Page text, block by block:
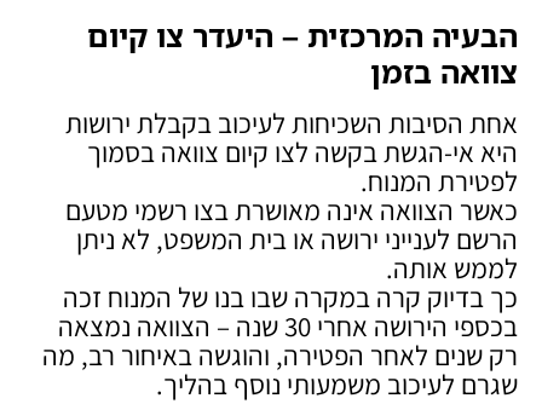
הבעיה המרכזית – היעדר צו קיום
צוואה בזמן
אחת הסיבות השכיחות לעיכוב בקבלת ירושות
היא אי-הגשת בקשה לצו קיום צוואה בסמוך
לפטירת המנוח.
כאשר הצוואה אינה מאושרת בצו רשמי מטעם
הרשם לענייני ירושה או בית המשפט, לא ניתן
לממש אותה.
כך בדיוק קרה במקרה שבו בנו של המנוח זכה
בכספי הירושה אחרי 30 שנה – הצוואה נמצאה
רק שנים לאחר הפטירה, והוגשה באיחור רב, מה
שגרם לעיכוב משמעותי נוסף בהליך.